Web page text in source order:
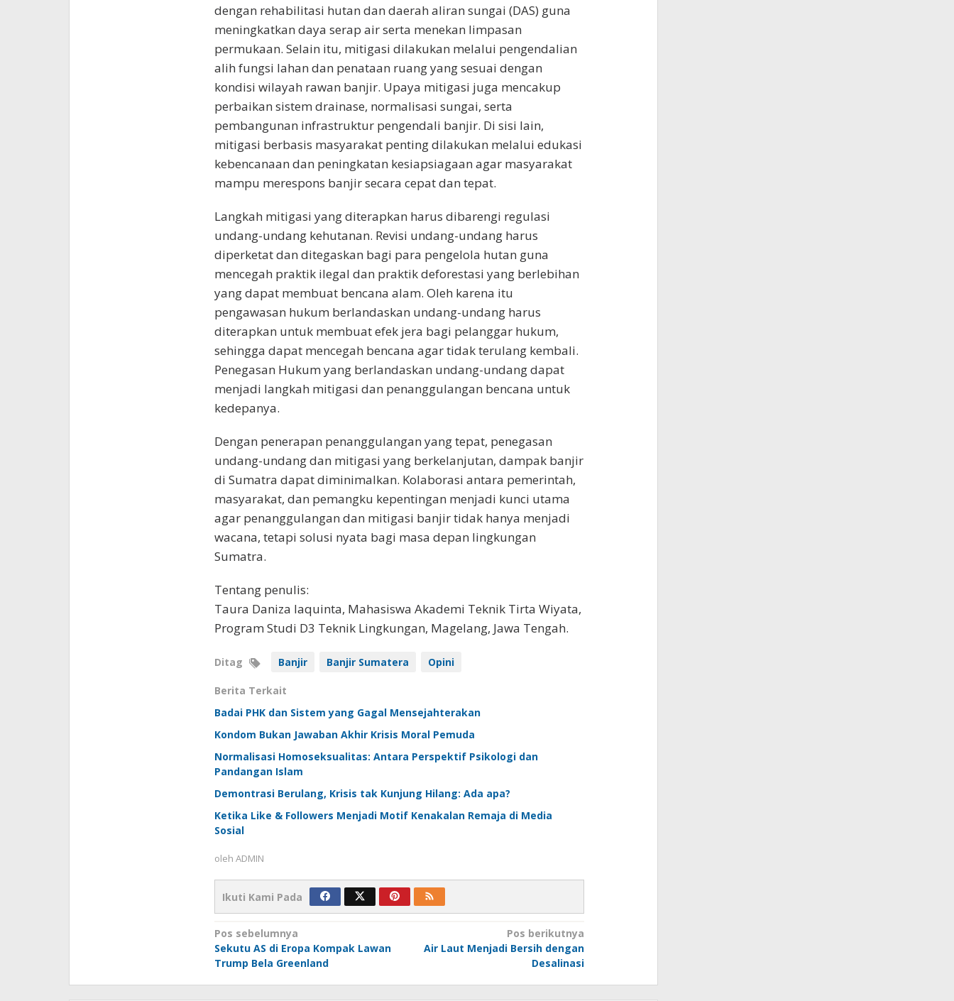
dengan rehabilitasi hutan dan daerah aliran sungai (DAS) guna
meningkatkan daya serap air serta menekan limpasan
permukaan. Selain itu, mitigasi dilakukan melalui pengendalian
alih fungsi lahan dan penataan ruang yang sesuai dengan
kondisi wilayah rawan banjir. Upaya mitigasi juga mencakup
perbaikan sistem drainase, normalisasi sungai, serta
pembangunan infrastruktur pengendali banjir. Di sisi lain,
mitigasi berbasis masyarakat penting dilakukan melalui edukasi
kebencanaan dan peningkatan kesiapsiagaan agar masyarakat
mampu merespons banjir secara cepat dan tepat.
Langkah mitigasi yang diterapkan harus dibarengi regulasi
undang-undang kehutanan. Revisi undang-undang harus
diperketat dan ditegaskan bagi para pengelola hutan guna
mencegah praktik ilegal dan praktik deforestasi yang berlebihan
yang dapat membuat bencana alam. Oleh karena itu
pengawasan hukum berlandaskan undang-undang harus
diterapkan untuk membuat efek jera bagi pelanggar hukum,
sehingga dapat mencegah bencana agar tidak terulang kembali.
Penegasan Hukum yang berlandaskan undang-undang dapat
menjadi langkah mitigasi dan penanggulangan bencana untuk
kedepanya.
Dengan penerapan penanggulangan yang tepat, penegasan
undang-undang dan mitigasi yang berkelanjutan, dampak banjir
di Sumatra dapat diminimalkan. Kolaborasi antara pemerintah,
masyarakat, dan pemangku kepentingan menjadi kunci utama
agar penanggulangan dan mitigasi banjir tidak hanya menjadi
wacana, tetapi solusi nyata bagi masa depan lingkungan
Sumatra.
Tentang penulis:
Taura Daniza Iaquinta, Mahasiswa Akademi Teknik Tirta Wiyata,
Program Studi D3 Teknik Lingkungan, Magelang, Jawa Tengah.
Ditag Banjir Banjir Sumatera Opini
Berita Terkait
Badai PHK dan Sistem yang Gagal Mensejahterakan
Kondom Bukan Jawaban Akhir Krisis Moral Pemuda
Normalisasi Homoseksualitas: Antara Perspektif Psikologi dan
Pandangan Islam
Demontrasi Berulang, Krisis tak Kunjung Hilang: Ada apa?
Ketika Like & Followers Menjadi Motif Kenakalan Remaja di Media
Sosial
oleh ADMIN
Ikuti Kami Pada
Navigasi
pos
Pos sebelumnya
Sekutu AS di Eropa Kompak Lawan
Trump Bela Greenland
Pos berikutnya
Air Laut Menjadi Bersih dengan
Desalinasi